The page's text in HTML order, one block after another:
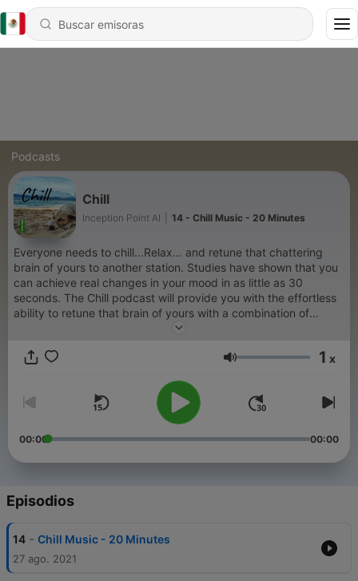
Podcasts
Chill
Inception Point AI 14 - Chill Music - 20 Minutes
Everyone needs to chill...Relax… and retune that chattering
brain of yours to another station. Studies have shown that you
can achieve real changes in your mood in as little as 30
seconds. The Chill podcast will provide you with the effortless
ability to retune that brain of yours with a combination of
soothing words of relaxing isochronic tracks specifically
in our modern world. Subscribe to the Chill podcast and get
help of Artificial Intelligence AI.
Volumen 1 x
00:00 00:00
Episodios
14 - Chill Music - 20 Minutes
27 ago. 2021